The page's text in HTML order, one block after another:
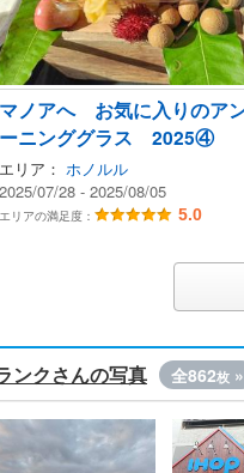
マノアへ お気に入りのア
ーニンググラス 2025④
エリア： ホノルル
2025/07/28 - 2025/08/05
エリアの満足度： 5.0
ンクさんの写真 全862枚 »